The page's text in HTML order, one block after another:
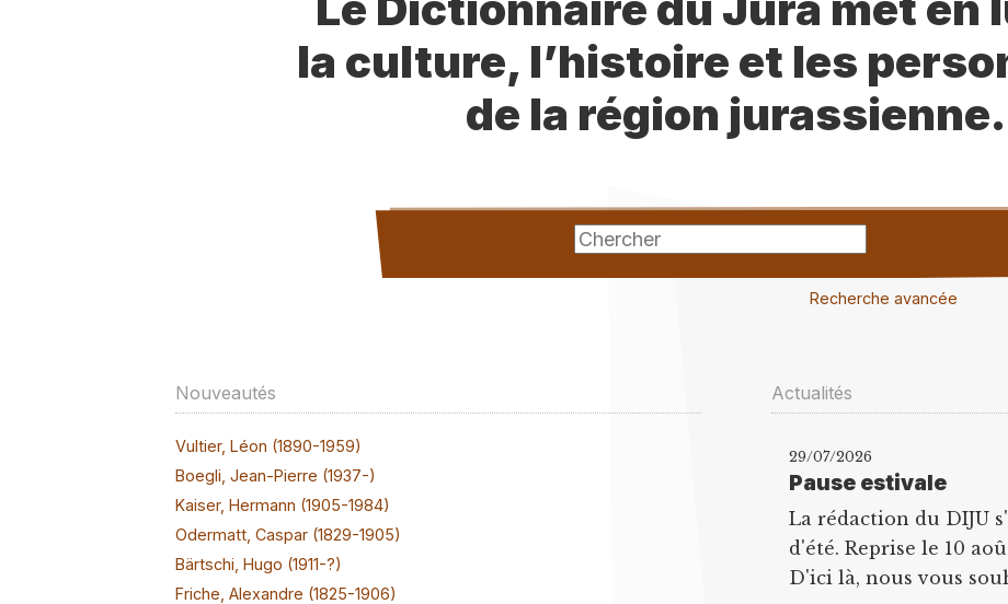
la culture, l’histoire et les
de la région jurassienne.
Recherche avancée
Nouveautés
Vultier, Léon (1890-1959)
Boegli, Jean-Pierre (1937-)
Kaiser, Hermann (1905-1984)
Odermatt, Caspar (1829-1905)
Bärtschi, Hugo (1911-?)
Friche, Alexandre (1825-1906)
Actualités
29/07/2026
Pause estivale
La rédaction du DIJU
d'été. Reprise le 10
D'ici là, nous vous